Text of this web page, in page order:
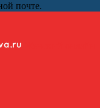
почте.